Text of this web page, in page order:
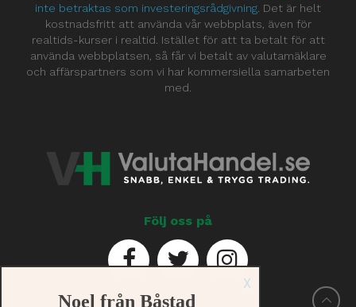
X
Noel från Båstad
inte betraktas som investeringsrådgivning. Det är helt
kostnadsfritt att använda vår webbplats, även för
realtids-kurser i realtid. Istället för att ta betalt för att
använda webbplatsen, så får vi betalt av valutamäklare
och affärspartners som vi har kommersiella samarbeten
med.
Följ oss på